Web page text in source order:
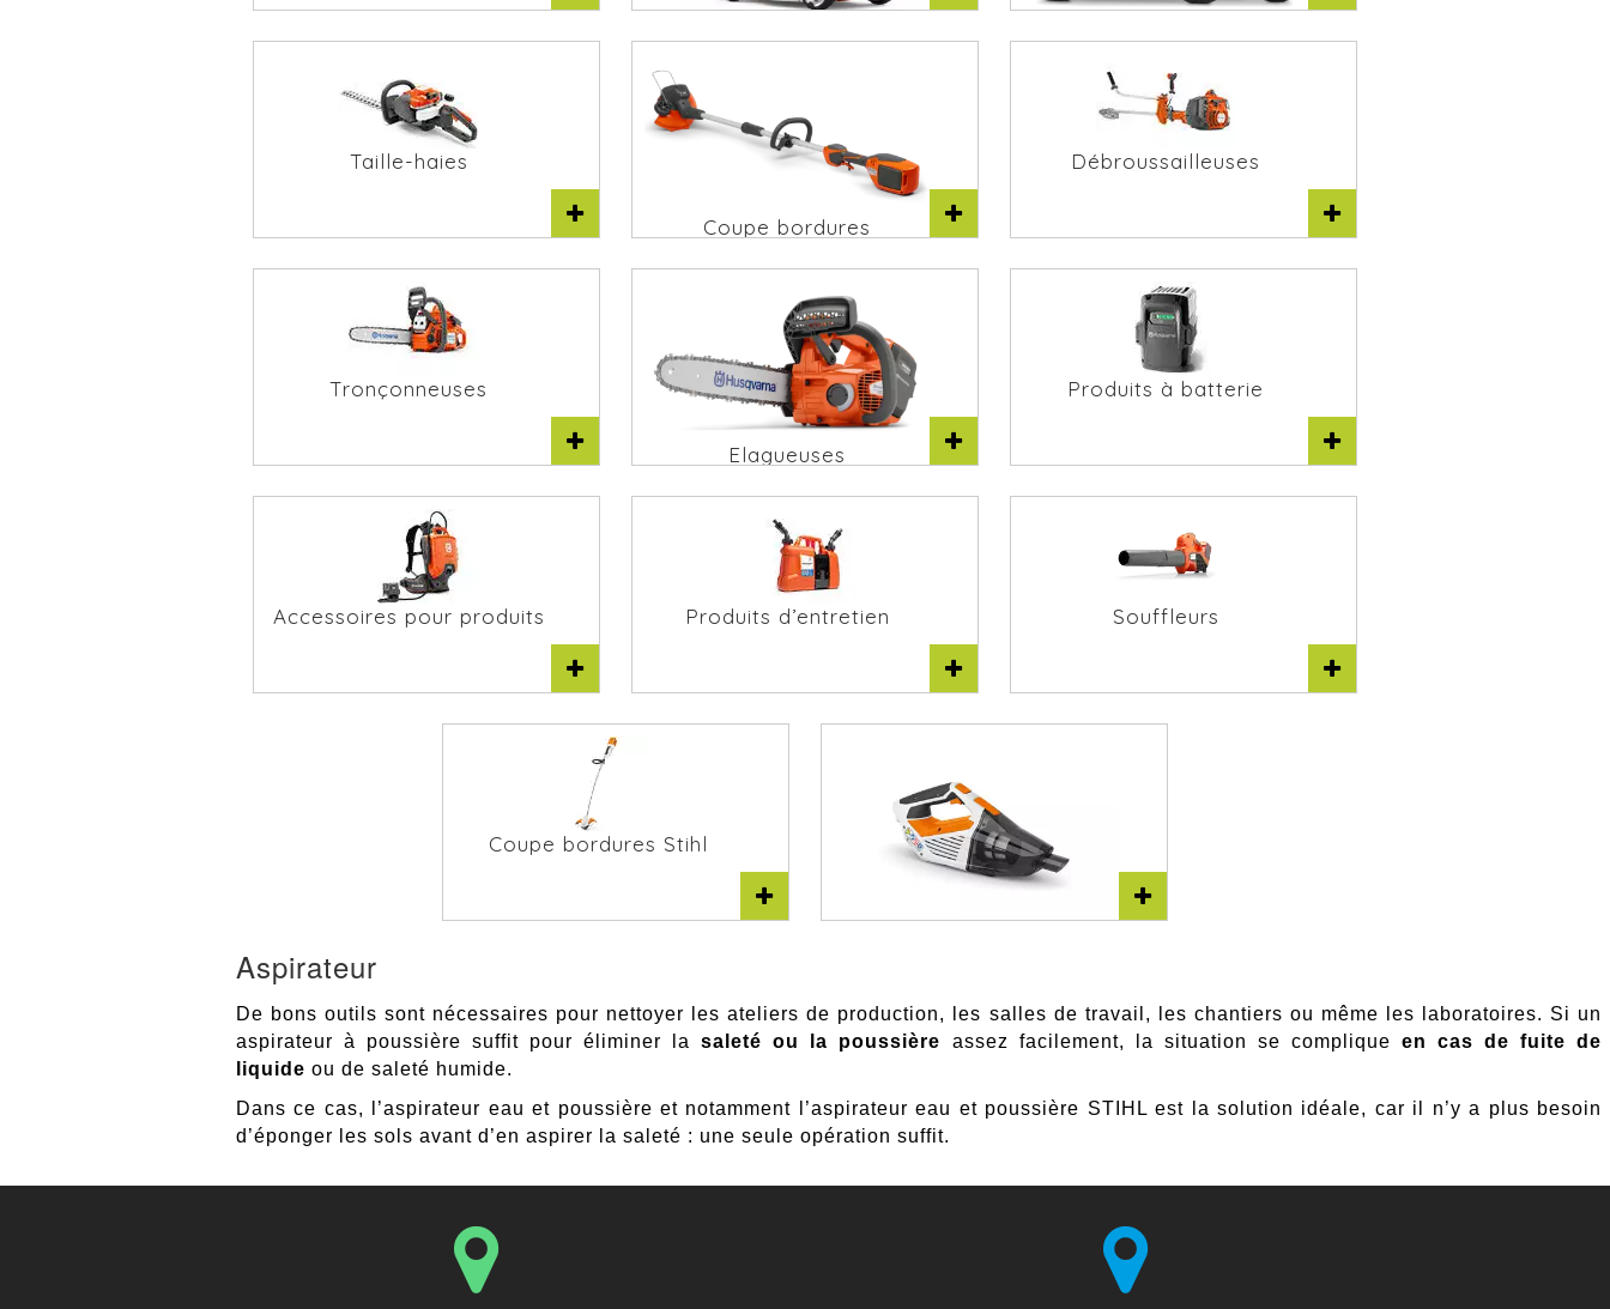
Taille-haies
Coupe bordures
Débroussailleuses
Tronçonneuses
Elagueuses
Produits à batterie
Accessoires pour produits Produits d’entretien Souffleurs
Coupe bordures Stihl
Aspirateur
De bons outils sont nécessaires pour nettoyer les ateliers de production, les salles de travail, les chantiers ou même les laboratoires. Si un
aspirateur à poussière suffit pour éliminer lasaleté ou la poussière assez facilement, la situation se complique en cas de fuite de
liquide ou de saleté humide.
Dans ce cas, l’aspirateur eau et poussière et notamment l’aspirateur eau et poussière STIHL est la solution idéale, car il n’y a plus besoin
d’éponger les sols avant d’en aspirer la saleté : une seule opération suffit.